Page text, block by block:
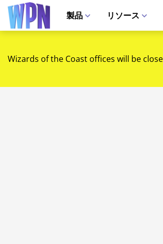
製品 リソース
Wizards of the Coast offices will be